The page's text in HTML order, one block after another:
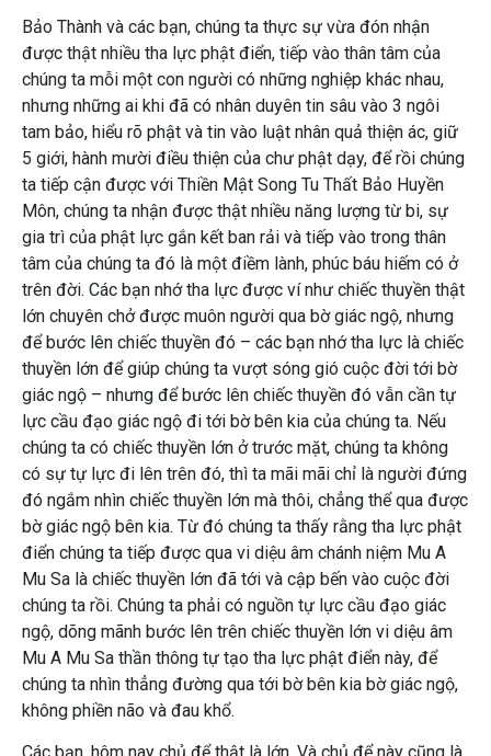
Bảo Thành và các bạn, chúng ta thực sự vừa đón nhận
được thật nhiều tha lực phật điển, tiếp vào thân tâm của
chúng ta mỗi một con người có những nghiệp khác nhau,
nhưng những ai khi đã có nhân duyên tin sâu vào 3 ngôi
tam bảo, hiểu rõ phật và tin vào luật nhân quả thiện ác, giữ
5 giới, hành mười điều thiện của chư phật dạy, để rồi chúng
ta tiếp cận được với Thiền Mật Song Tu Thất Bảo Huyền
Môn, chúng ta nhận được thật nhiều năng lượng từ bi, sự
gia trì của phật lực gắn kết ban rải và tiếp vào trong thân
tâm của chúng ta đó là một điềm lành, phúc báu hiếm có ở
trên đời. Các bạn nhớ tha lực được ví như chiếc thuyền thật
lớn chuyên chở được muôn người qua bờ giác ngộ, nhưng
để bước lên chiếc thuyền đó – các bạn nhớ tha lực là chiếc
thuyền lớn để giúp chúng ta vượt sóng gió cuộc đời tới bờ
giác ngộ – nhưng để bước lên chiếc thuyền đó vẫn cần tự
lực cầu đạo giác ngộ đi tới bờ bên kia của chúng ta. Nếu
chúng ta có chiếc thuyền lớn ở trước mặt, chúng ta không
có sự tự lực đi lên trên đó, thì ta mãi mãi chỉ là người đứng
đó ngắm nhìn chiếc thuyền lớn mà thôi, chẳng thể qua được
bờ giác ngộ bên kia. Từ đó chúng ta thấy rằng tha lực phật
điển chúng ta tiếp được qua vi diệu âm chánh niệm Mu A
Mu Sa là chiếc thuyền lớn đã tới và cập bến vào cuộc đời
chúng ta rồi. Chúng ta phải có nguồn tự lực cầu đạo giác
ngộ, dõng mãnh bước lên trên chiếc thuyền lớn vi diệu âm
Mu A Mu Sa thần thông tự tạo tha lực phật điển này, để
chúng ta nhìn thẳng đường qua tới bờ bên kia bờ giác ngộ,
không phiền não và đau khổ.